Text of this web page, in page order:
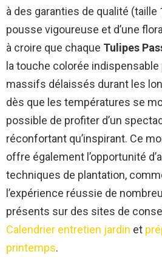
à des garanties de qualité (taille
pousse vigoureuse et d’une
à croire que chaque Tulipes
la touche colorée
massifs délaissés durant les
dès que les températures se
possible de profiter d’un
réconfortant qu’inspirant. Ce
offre également l’opportunité
techniques de plantation,
l’expérience réussie de
présents sur des sites de
Calendrier entretien jardin et
printemps.